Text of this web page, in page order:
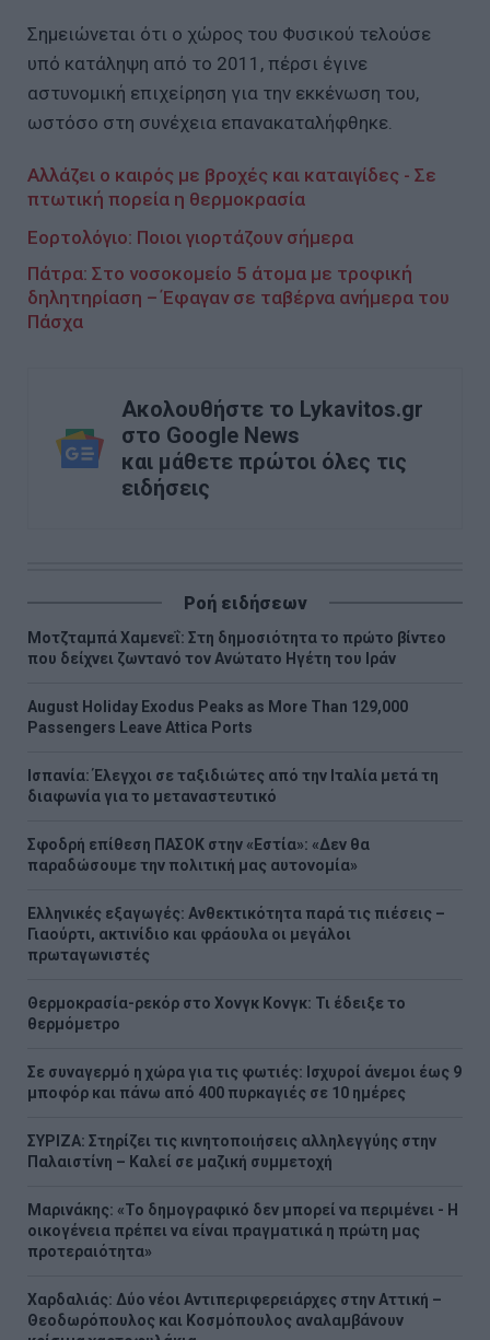
Σημειώνεται ότι ο χώρος του Φυσικού τελούσε
υπό κατάληψη από το 2011, πέρσι έγινε
αστυνομική επιχείρηση για την εκκένωση του,
ωστόσο στη συνέχεια επανακαταλήφθηκε.
Αλλάζει ο καιρός με βροχές και καταιγίδες - Σε
πτωτική πορεία η θερμοκρασία
Εορτολόγιο: Ποιοι γιορτάζουν σήμερα
Πάτρα: Στο νοσοκομείο 5 άτομα με τροφική
δηλητηρίαση – Έφαγαν σε ταβέρνα ανήμερα του
Πάσχα
Ακολουθήστε το Lykavitos.gr
στο Google News
και μάθετε πρώτοι όλες τις
ειδήσεις
Ροή ειδήσεων
Μοτζταμπά Χαμενεΐ: Στη δημοσιότητα το πρώτο βίντεο
που δείχνει ζωντανό τον Ανώτατο Ηγέτη του Ιράν
August Holiday Exodus Peaks as More Than 129,000
Passengers Leave Attica Ports
Ισπανία: Έλεγχοι σε ταξιδιώτες από την Ιταλία μετά τη
διαφωνία για το μεταναστευτικό
Σφοδρή επίθεση ΠΑΣΟΚ στην «Εστία»: «Δεν θα
παραδώσουμε την πολιτική μας αυτονομία»
Ελληνικές εξαγωγές: Ανθεκτικότητα παρά τις πιέσεις –
Γιαούρτι, ακτινίδιο και φράουλα οι μεγάλοι
πρωταγωνιστές
Θερμοκρασία-ρεκόρ στο Χονγκ Κονγκ: Τι έδειξε το
θερμόμετρο
Σε συναγερμό η χώρα για τις φωτιές: Ισχυροί άνεμοι έως 9
μποφόρ και πάνω από 400 πυρκαγιές σε 10 ημέρες
ΣΥΡΙΖΑ: Στηρίζει τις κινητοποιήσεις αλληλεγγύης στην
Παλαιστίνη – Καλεί σε μαζική συμμετοχή
Μαρινάκης: «Το δημογραφικό δεν μπορεί να περιμένει - Η
οικογένεια πρέπει να είναι πραγματικά η πρώτη μας
προτεραιότητα»
Χαρδαλιάς: Δύο νέοι Αντιπεριφερειάρχες στην Αττική –
Θεοδωρόπουλος και Κοσμόπουλος αναλαμβάνουν